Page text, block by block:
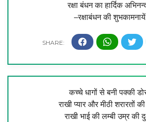
रक्षा बंधन का हार्दिक
–रक्षाबंधन की
कच्चे धागों से बनी पक्की
राखी प्यार और मीठी शरारतों
राखी भाई की लम्बी उम्र की